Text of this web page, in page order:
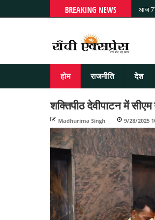
BREAKING NEWS आज 77
होम राजनीति देश
शक्तिपीठ देवीपाटन में
Madhurima Singh 9/28/2025